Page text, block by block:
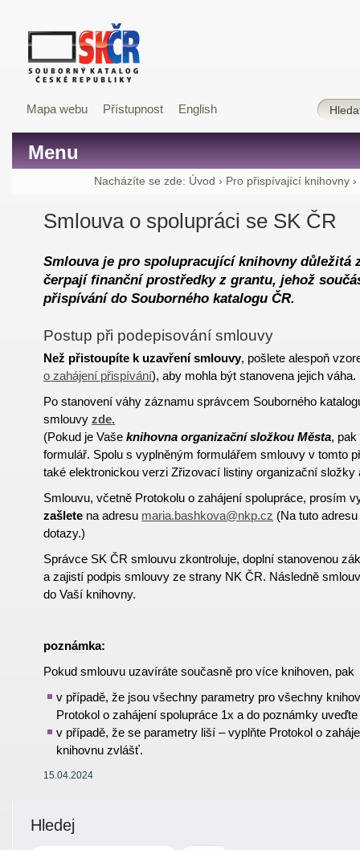
Mapa webu Přístupnost English
Menu
Nacházíte se zde: Úvod › Pro přispívající knihovny ›
Smlouva o spolupráci se SK ČR
Smlouva je pro spolupracující knihovny důležitá
čerpají finanční prostředky z grantu, jehož
přispívání do Souborného katalogu ČR.
Postup při podepisování smlouvy
Než přistoupíte k uzavření smlouvy, pošlete alespoň
o zahájení přispívání),aby mohla být stanovena jejichváha.
Po stanovení váhy záznamu správcem Souborného
smlouvyzde.
(Pokud je Vašeknihovna organizační složkou Města,
formulář. Spolu s vyplněným formulářem smlouvy v tomto
také elektronickou verzi Zřizovací listiny organizační složky
Smlouvu, včetně Protokolu o zahájení spolupráce, prosím
zašlete na adresu maria.bashkova@nkp.cz (Na tuto
dotazy.)
Správce SK ČR smlouvu zkontroluje, doplní stanovenou
a zajistí podpis smlouvy ze strany NK ČR. Následně
do Vaší knihovny.
poznámka:
Pokud smlouvu uzavíráte současně pro více knihoven, pak
v případě, že jsou všechny parametry pro všechny
Protokol o zahájení spolupráce 1x a do poznámky
v případě, že se parametry liší – vyplňte Protokol o
knihovnu zvlášť.
15.04.2024
Hledej